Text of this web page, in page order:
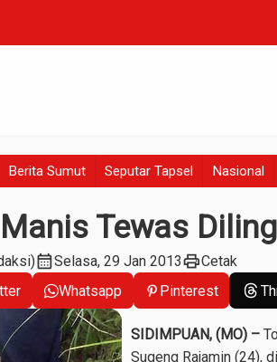
Berita Sumut Seputar Tapsel Nasional
Tewas
calendar_monthSelasa, 29 Jan 2013printCetak
Whatsapp Pinterest
SIDIMPUAN, (MO) –
Sugeng Rajamin (24),